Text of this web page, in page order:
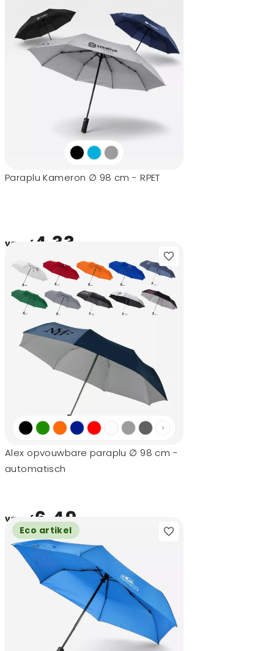
Paraplu Kameron ∅ 98 cm - RPET
vanaf 4,33
Alex opvouwbare paraplu ∅ 98 cm -
automatisch
vanaf6,49
Eco artikel